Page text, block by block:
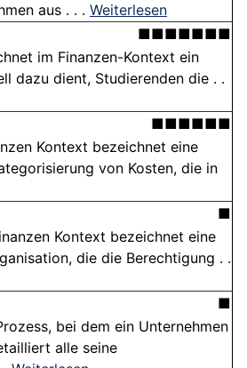
aus . . . Weiterlesen
■■■■■■■
im Finanzen-Kontext ein
dazu dient, Studierenden die . .
■■■■■■
Kontext bezeichnet eine
von Kosten, die in
■
Kontext bezeichnet eine
die die Berechtigung . .
■
bei dem ein Unternehmen
alle seine